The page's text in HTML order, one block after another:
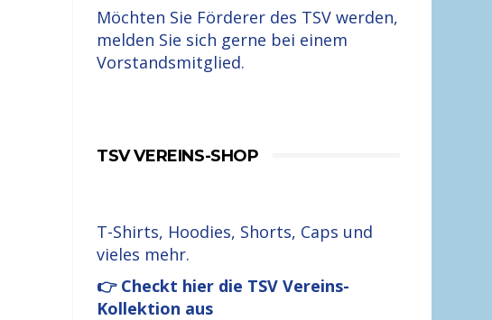
Möchten Sie Förderer des TSV werden,
melden Sie sich gerne bei einem
Vorstandsmitglied.
TSV VEREINS-SHOP
T-Shirts, Hoodies, Shorts, Caps und
vieles mehr.
👉 Checkt hier die TSV Vereins-
Kollektion aus